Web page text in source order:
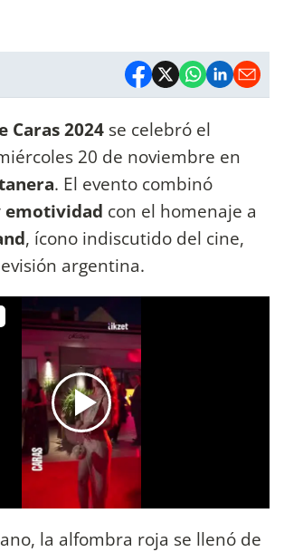
Caras 2024 se celebró el
20 de noviembre en
. El evento combinó
emotividad con el homenaje a
, ícono indiscutido del cine,
argentina.
la alfombra roja se llenó de